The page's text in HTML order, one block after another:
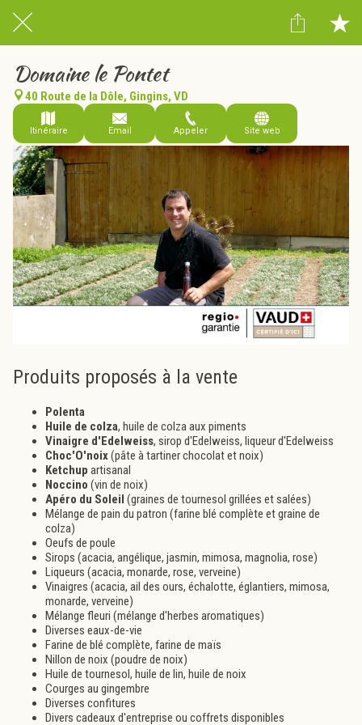
Domaine le Pontet
40 Route de la Dôle, Gingins, VD
Itinéraire Email Appeler Site web
Produits proposés à la vente
Polenta
Huile de colza, huile de colza aux piments
Vinaigre d'Edelweiss, sirop d'Edelweiss, liqueur d'Edelweiss
Choc'O'noix(pâte à tartiner chocolat et noix)
Ketchup artisanal
Noccino (vin de noix)
Apéro du Soleil (graines de tournesol grillées et salées)
Mélange de pain du patron (farine blé complète et graine de
colza)
Oeufs de poule
Sirops (acacia, angélique, jasmin, mimosa, magnolia, rose)
Liqueurs (acacia, monarde, rose, verveine)
Vinaigres (acacia, ail des ours, échalotte, églantiers, mimosa,
monarde, verveine)
Mélange fleuri (mélange d'herbes aromatiques)
Diverses eaux-de-vie
Farine de blé complète, farine de maïs
Nillon de noix (poudre de noix)
Huile de tournesol, huile de lin, huile de noix
Courges au gingembre
Diverses confitures
Divers cadeaux d'entreprise ou coffrets disponibles